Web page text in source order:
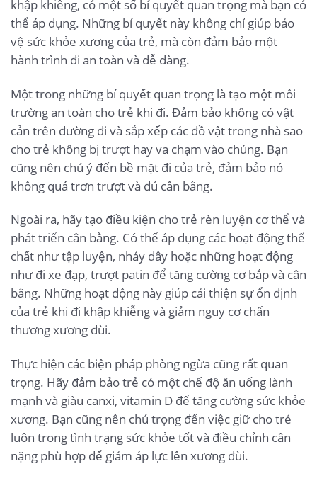
khập khiễng, có một số bí quyết quan trọng mà bạn có
thể áp dụng. Những bí quyết này không chỉ giúp bảo
vệ sức khỏe xương của trẻ, mà còn đảm bảo một
hành trình đi an toàn và dễ dàng.
Một trong những bí quyết quan trọng là tạo một môi
trường an toàn cho trẻ khi đi. Đảm bảo không có vật
cản trên đường đi và sắp xếp các đồ vật trong nhà sao
cho trẻ không bị trượt hay va chạm vào chúng. Bạn
cũng nên chú ý đến bề mặt đi của trẻ, đảm bảo nó
không quá trơn trượt và đủ cân bằng.
Ngoài ra, hãy tạo điều kiện cho trẻ rèn luyện cơ thể và
phát triển cân bằng. Có thể áp dụng các hoạt động thể
chất như tập luyện, nhảy dây hoặc những hoạt động
như đi xe đạp, trượt patin để tăng cường cơ bắp và cân
bằng. Những hoạt động này giúp cải thiện sự ổn định
của trẻ khi đi khập khiễng và giảm nguy cơ chấn
thương xương đùi.
Thực hiện các biện pháp phòng ngừa cũng rất quan
trọng. Hãy đảm bảo trẻ có một chế độ ăn uống lành
mạnh và giàu canxi, vitamin D để tăng cường sức khỏe
xương. Bạn cũng nên chú trọng đến việc giữ cho trẻ
luôn trong tình trạng sức khỏe tốt và điều chỉnh cân
nặng phù hợp để giảm áp lực lên xương đùi.